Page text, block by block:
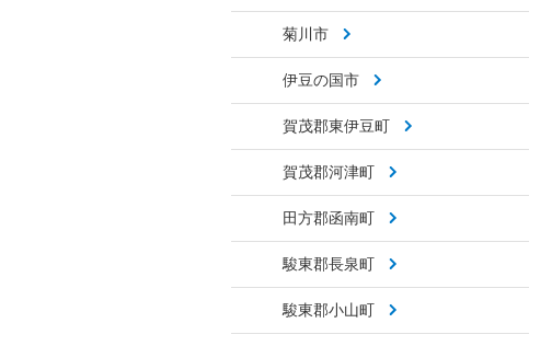
菊川市
伊豆の国市
賀茂郡東伊豆町
賀茂郡河津町
田方郡函南町
駿東郡長泉町
駿東郡小山町